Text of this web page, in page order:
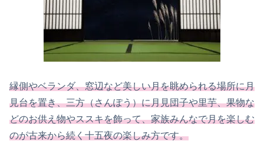
縁側やベランダ、窓辺など美しい月を眺められる場所に月
見台を置き、三方（さんぽう）に月見団子や里芋、果物な
どのお供え物やススキを飾って、家族みんなで月を楽しむ
のが古来から続く十五夜の楽しみ方です。